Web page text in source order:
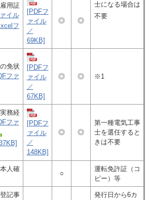
士になる場合は
不要
用証
イル
フ
[PDFフ
ァイル
／
69KB]
◎ ◎
免状
ファ
[PDFフ
ァイル
／
67KB]
◎ ◎ ※1
務経
ファ
[PDFフ
ァイル
／
148KB]
◎ ◎
第一種電気工事
士を選任すると
きは不要
人確
○
運転免許証（コ
ピー）等
記事
発行日から6カ